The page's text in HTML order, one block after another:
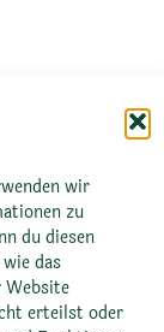
wir
zu
du diesen
das
Website
erteilst oder